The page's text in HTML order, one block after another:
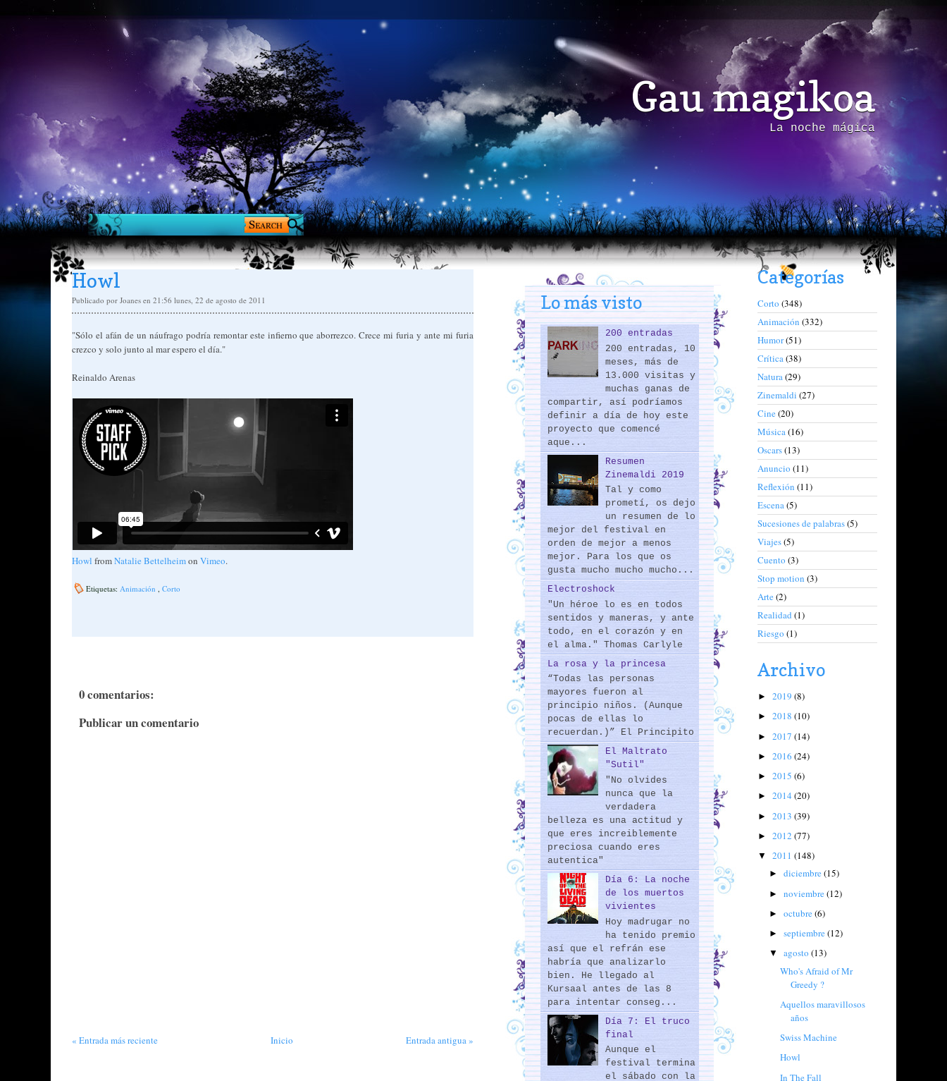
Gau magikoa
La noche mágica
Howl
Publicado por Joanes en 21:56 lunes, 22 de agosto de 2011
"Sólo el afán de un náufrago podría remontar este infierno que aborrezco. Crece mi furia y ante mi furia
crezco y solo junto al mar espero el día."
Reinaldo Arenas
Howl fromNatalie Bettelheimon Vimeo.
Etiquetas: Animación Corto
0 comentarios:
Publicar un comentario
« Entrada más reciente Entrada antigua »
Inicio
Lo más visto
200 entradas
200 entradas, 10
meses, más de
13.000 visitas y
muchas ganas de
compartir, así podríamos
definir a día de hoy este
proyecto que comencé
aque...
Resumen
Zinemaldi 2019
Tal y como
prometí, os dejo
un resumen de lo
mejor del festival en
orden de mejor a menos
mejor. Para los que os
gusta mucho mucho mucho...
Electroshock
"Un héroe lo es en todos
sentidos y maneras, y ante
todo, en el corazón y en
el alma." Thomas Carlyle
La rosa y la princesa
“Todas las personas
mayores fueron al
principio niños. (Aunque
pocas de ellas lo
recuerdan.)” El Principito
El Maltrato
"Sutil"
"No olvides
nunca que la
verdadera
belleza es una actitud y
que eres increiblemente
preciosa cuando eres
autentica"
Día 6: La noche
de los muertos
vivientes
Hoy madrugar no
ha tenido premio
así que el refrán ese
habría que analizarlo
bien. He llegado al
Kursaal antes de las 8
para intentar conseg...
Día 7: El truco
final
Aunque el
festival termina
el sábado con la
Categorías
Corto (348)
Animación (332)
Humor(51)
Crítica(38)
Natura(29)
Zinemaldi (27)
Cine(20)
Música(16)
Oscars(13)
Anuncio (11)
Reflexión (11)
Escena(5)
Sucesiones de palabras(5)
Viajes(5)
Cuento (3)
Stop motion (3)
Arte(2)
Realidad (1)
Riesgo (1)
Archivo
► 2019 (8)
► 2018 (10)
► 2017 (14)
► 2016 (24)
► 2015 (6)
► 2014 (20)
► 2013 (39)
► 2012 (77)
▼ 2011 (148)
► diciembre(15)
► noviembre(12)
► octubre(6)
► septiembre(12)
▼ agosto (13)
Who's Afraid of Mr
Greedy ?
Aquellos maravillosos
años
Swiss Machine
Howl
In The Fall